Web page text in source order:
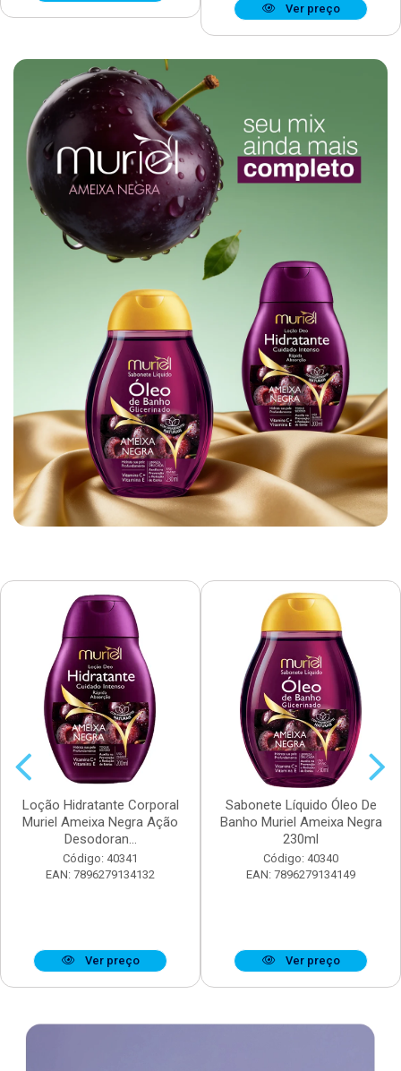
Ver preço
Loção Hidratante Corporal
Muriel Ameixa Negra Ação
Desodoran...
Código: 40341
EAN: 7896279134132
Ver preço
Sabonete Líquido Óleo De
Banho Muriel Ameixa Negra
230ml
Código: 40340
EAN: 7896279134149
Ver preço